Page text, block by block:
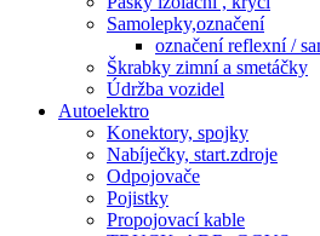
Samolepky,označení
označení reflexní /
Škrabky zimní a smetáčky
Údržba vozidel
Autoelektro
Konektory, spojky
Nabíječky, start.zdroje
Odpojovače
Pojistky
Propojovací kable